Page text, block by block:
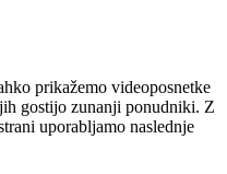
prikažemo videoposnetke
gostijo zunanji ponudniki. Z
uporabljamo naslednje